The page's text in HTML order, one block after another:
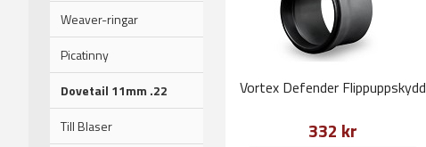
Weaver-ringar
Picatinny
Dovetail 11mm .22
Till Blaser
Vortex Defender Flippuppskydd
332 kr